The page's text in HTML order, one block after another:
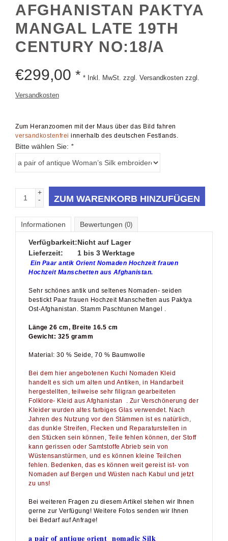
MANGAL LATE 19TH
CENTURY NO:18/A
Versandkosten
versandkostenfrei
innerhalb des deutschen Festlands.
Bitte wählen Sie: *
-
ZUM WARENKORB HINZUFÜGEN
Verfügbarkeit:
Nicht auf Lager
Lieferzeit:
1 bis 3 Werktage
Ein Paar antik Orient Nomaden Hochzeit frauen
Hochzeit Manschetten aus Afghanistan.
Sehr schönes antik und seltenes Nomaden- seiden
bestickt Paar frauen Hochzeit Manschetten aus Paktya
Ost-Afghanistan
. Stamm Paschtunen Mangel .
Länge 26 cm, Breite 16.5 cm
Gewicht: 325 gramm
Material: 30 % Seide, 70 % Baumwolle
Bei dem hier angebotenen Kuchi Nomaden Kleid
handelt es sich um alten und Antiken, in Handarbeit
hergestellten, teilweise sehr filigran gearbeiteten
Folklore- Kleid aus Afghanistan . Zur Verschönerung der
Kleider wurden altes farbiges Glas verwendet. Nach
Jahren des Nutzung vor den Stämmen ist es natürlich,
das dunkle Streifen, Flecken und Reparaturstellen in
den Stücken sein können, Teile fehlen können, der Stoff
kann gerissen oder Samtstoffe Abrieb sein von
Wüstensanstürmen, und es können kleine Teilchen
fehlen. Bedenken, das es können weit gereist ist- von
Nomaden auf Bergen und Wüsten nach Kabul und jetzt
zu uns!
gerne zur Verfügung! Weitere Fotos senden wir Ihnen
bei Bedarf auf Anfrage!
a pair ofantique orient nomadic Silk
Embroidered Wedding cuffs from Afghanistan.